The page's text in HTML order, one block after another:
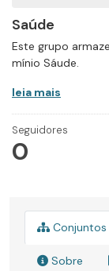
Saúde
Este grupo
mínio Sáude.
leia mais
Seguidores
0
Sobre